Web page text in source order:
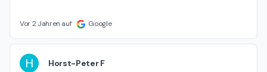
Vor 2 Jahren auf Google
H Horst-Peter F